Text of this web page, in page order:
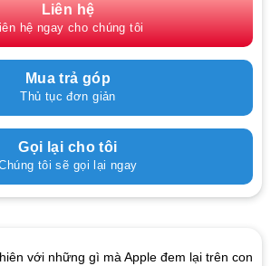
với những gì mà Apple đem lại trên con
Liên hệ
hệ ngay cho chúng tôi
Mua trả góp
Thủ tục đơn giản
Gọi lại cho tôi
tôi sẽ gọi lại ngay